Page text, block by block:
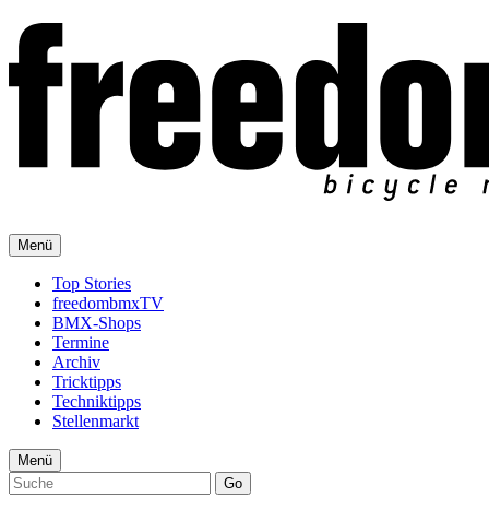
Menü
Top Stories
freedombmxTV
BMX-Shops
Termine
Archiv
Tricktipps
Techniktipps
Stellenmarkt
Menü
Go